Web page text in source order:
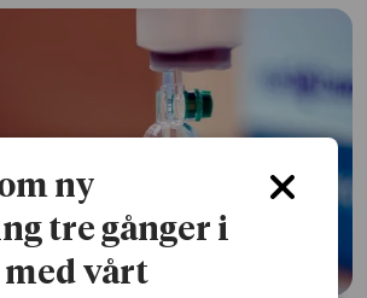
ny
tre gånger i
med vårt